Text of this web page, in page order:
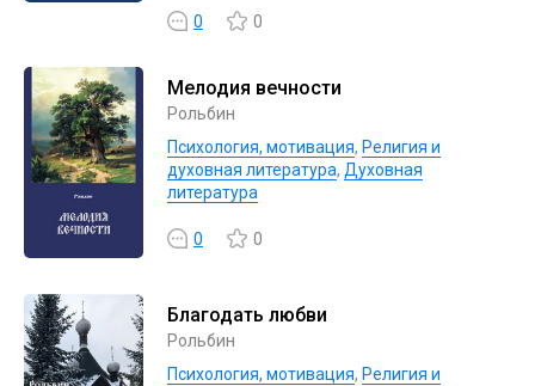
0 0
Мелодия вечности
Рольбин
Психология, мотивация, Религия и
духовная литература, Духовная
литература
0 0
Благодать любви
Рольбин
Психология, мотивация, Религия и